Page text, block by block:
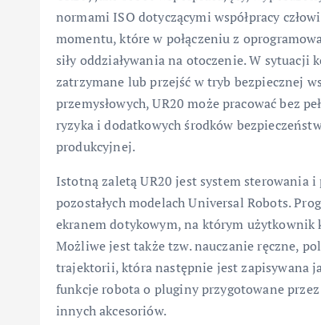
normami ISO dotyczącymi współpracy
momentu, które w połączeniu z
siły oddziaływania na otoczenie. W
zatrzymane lub przejść w tryb bezpiecznej
przemysłowych, UR20 może pracować bez
ryzyka i dodatkowych środków
produkcyjnej.
Istotną zaletą UR20 jest system sterowania
pozostałych modelach Universal Robots.
ekranem dotykowym, na którym użytkownik
Możliwe jest także tzw. nauczanie ręczne,
trajektorii, która następnie jest zapisywana
funkcje robota o pluginy przygotowane
innych akcesoriów.